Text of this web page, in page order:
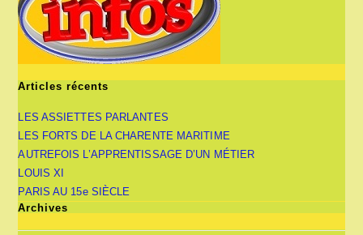
Articles récents
LES ASSIETTES PARLANTES
LES FORTS DE LA CHARENTE MARITIME
AUTREFOIS L’APPRENTISSAGE D’UN MÉTIER
LOUIS XI
PARIS AU 15e SIÈCLE
Archives